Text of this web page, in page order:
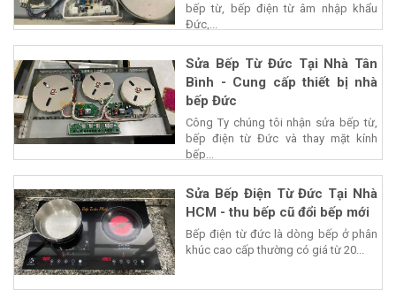
bếp từ, bếp điện từ âm nhập khẩu
Đức,...
Sửa Bếp Từ Đức Tại Nhà Tân
Bình - Cung cấp thiết bị nhà
bếp Đức
Công Ty chúng tôi nhận sửa bếp từ,
bếp điện từ Đức và thay mặt kính
bếp...
Sửa Bếp Điện Từ Đức Tại Nhà
HCM - thu bếp cũ đổi bếp mới
Bếp điện từ đức là dòng bếp ở phân
khúc cao cấp thường có giá từ 20...